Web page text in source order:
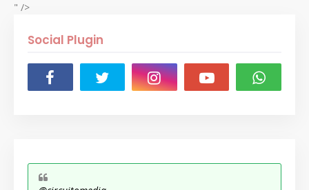
" />
Social Plugin